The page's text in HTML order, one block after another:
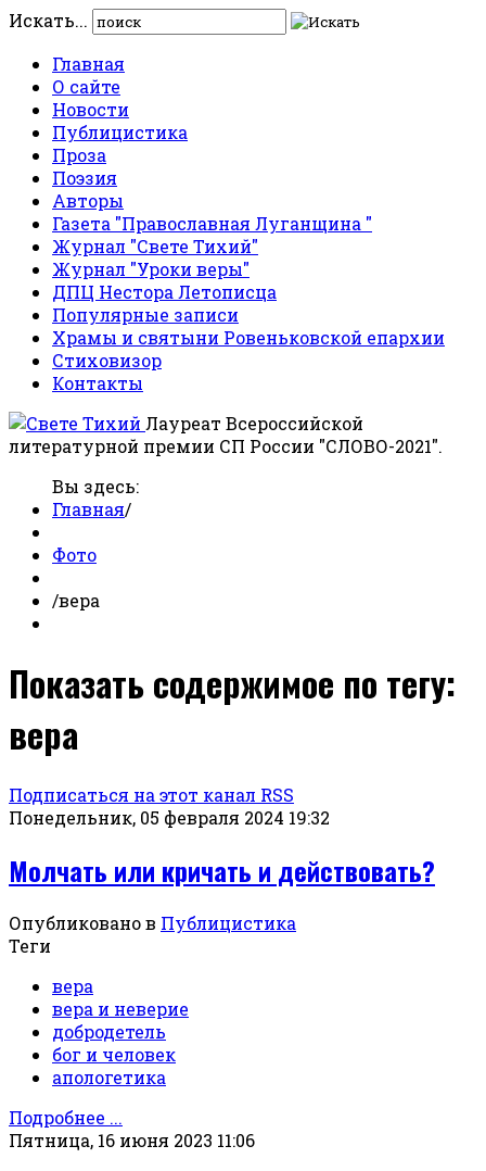
Искать...
Главная
О сайте
Новости
Публицистика
Проза
Поэзия
Авторы
Газета "Православная Луганщина "
Журнал "Свете Тихий"
Журнал "Уроки веры"
ДПЦ Нестора Летописца
Популярные записи
Храмы и святыни Ровеньковской епархии
Стиховизор
Контакты
Лауреат Всероссийской
литературной премии СП России "СЛОВО-2021".
Вы здесь:
Главная/
Фото
/вера
Показать содержимое по тегу:
вера
Подписаться на этот канал RSS
Понедельник, 05 февраля 2024 19:32
Молчать или кричать и действовать?
Опубликовано в Публицистика
Теги
вера
вера и неверие
добродетель
бог и человек
апологетика
Подробнее ...
Пятница, 16 июня 2023 11:06